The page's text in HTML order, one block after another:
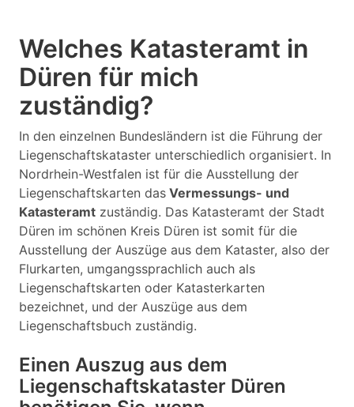
Welches Katasteramt in
Düren für mich
zuständig?
In den einzelnen Bundesländern ist die Führung der
Liegenschaftskataster unterschiedlich organisiert. In
Nordrhein-Westfalen ist für die Ausstellung der
Liegenschaftskarten das Vermessungs- und
Katasteramt zuständig. Das Katasteramt der Stadt
Düren im schönen Kreis Düren ist somit für die
Ausstellung der Auszüge aus dem Kataster, also der
Flurkarten, umgangssprachlich auch als
Liegenschaftskarten oder Katasterkarten
bezeichnet, und der Auszüge aus dem
Liegenschaftsbuch zuständig.
Einen Auszug aus dem
Liegenschaftskataster Düren